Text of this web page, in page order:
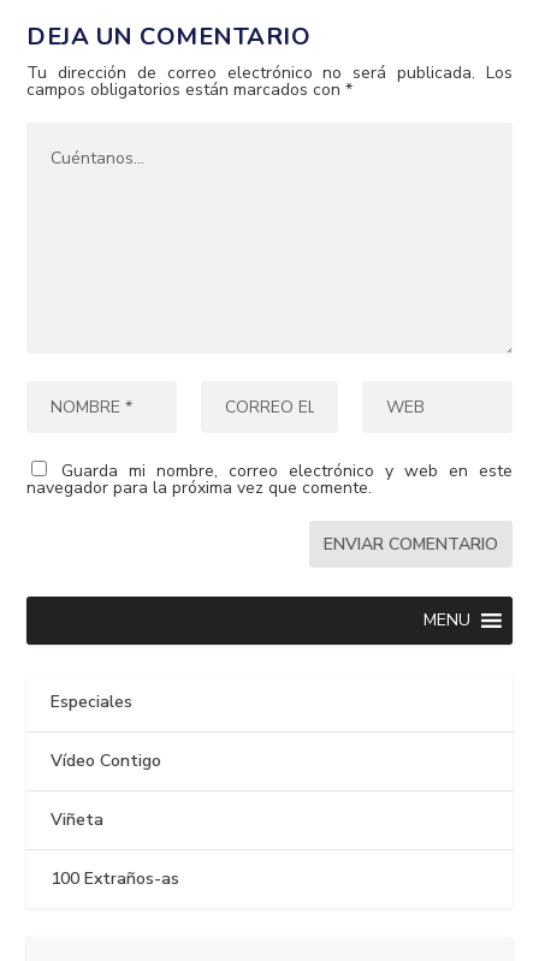
DEJA UN COMENTARIO
Tu dirección de correo electrónico no será publicada. Los
campos obligatorios están marcados con*
Guarda mi nombre, correo electrónico y web en este
navegador para la próxima vez que comente.
MENU
Especiales
Vídeo Contigo
Viñeta
100 Extraños-as